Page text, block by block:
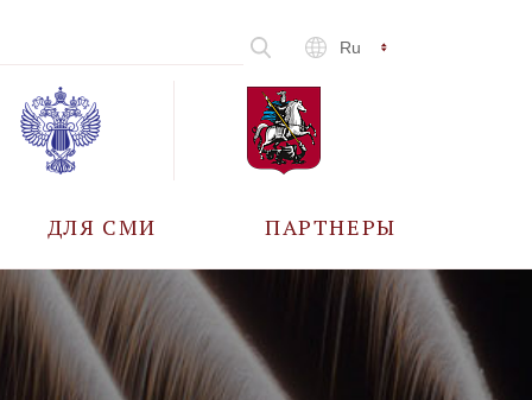
Ru
ДЛЯ СМИ
АККРЕДИТАЦИЯ
ПАРТНЕРЫ